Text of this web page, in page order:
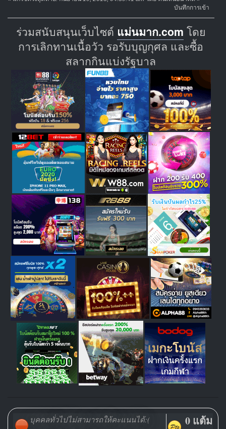
บันทึกการเข้า
ร่วมสนับสนุนเว็บไซต์ แม่นมาก.com โดย
การเลิกทานเนื้อวัว รอรับบุญกุศล และซื้อ
สลากกินแบ่งรัฐบาล
บุคคลทั่วไปไม่สามารถให้คะแนนได้:( 0 แต้ม